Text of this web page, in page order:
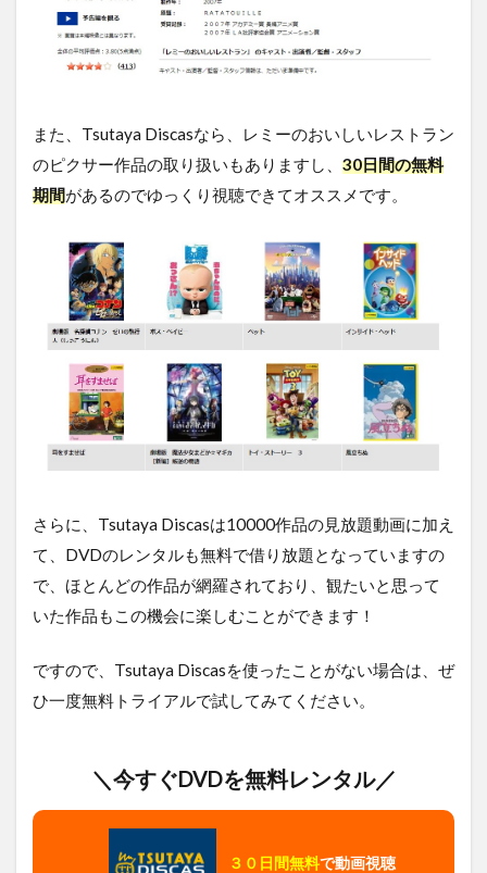
おい
しい
レス
ス
ト・
替え
4.3
レミ
ーの
おい
しい
レス
トラ
ンの
スタ
ッフ
ーの
おい
レス
トラ
作品
5
お
また、Tsutaya Discasなら、レミーのおいしいレストラン
のピクサー作品の取り扱いもありますし、 30日間の無料
期間があるのでゆっくり視聴できてオススメです。
さらに、Tsutaya Discasは10000作品の見放題動画に加え
て、DVDのレンタルも無料で借り放題となっていますの
で、ほとんどの作品が網羅されており、観たいと思って
いた作品もこの機会に楽しむことができます！
ですので、Tsutaya Discasを使ったことがない場合は、ぜ
ひ一度無料トライアルで試してみてください。
＼今すぐDVDを無料レンタル／
３０日間無料で動画視聴